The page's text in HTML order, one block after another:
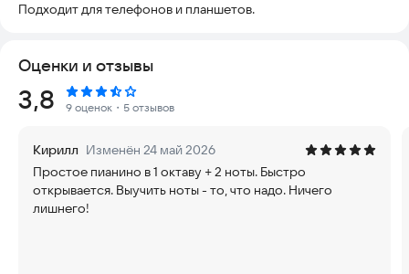
Оценки и отзывы
Рейтинг:
3,8 9 оценок ・5 отзывов
Кирилл Изменён 24 май 2026
Простое пианино в 1 октаву + 2 ноты. Быстро
открывается. Выучить ноты - то, что надо. Ничего
лишнего!